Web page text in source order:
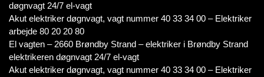
døgnvagt 24/7 el-vagt
Akut elektriker døgnvagt, vagt nummer 40 33 34 00 – Elektriker
arbejde 80 20 20 80
El vagten – 2660 Brøndby Strand – elektriker i Brøndby Strand
elektrikeren døgnvagt 24/7 el-vagt
Akut elektriker døgnvagt, vagt nummer 40 33 34 00 – Elektriker